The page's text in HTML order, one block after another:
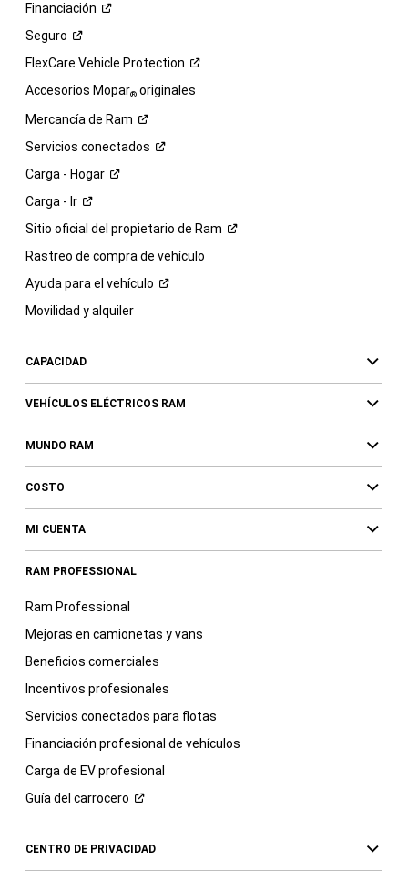
Financiación
Seguro
FlexCare Vehicle Protection
Accesorios Mopar®originales
Mercancía de Ram
Servicios conectados
Carga - Hogar
Carga - Ir
Sitio oficial del propietario de Ram
Rastreo de compra de vehículo
Ayuda para el vehículo
Movilidad y alquiler
CAPACIDAD
VEHÍCULOS ELÉCTRICOS RAM
MUNDO RAM
COSTO
MI CUENTA
RAM PROFESSIONAL
Ram Professional
Mejoras en camionetas y vans
Beneficios comerciales
Incentivos profesionales
Servicios conectados para flotas
Financiación profesional de vehículos
Carga de EV profesional
Guía del carrocero
CENTRO DE PRIVACIDAD